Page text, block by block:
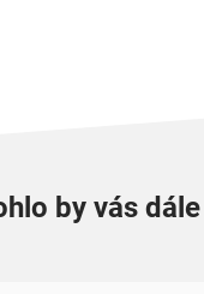
by vás